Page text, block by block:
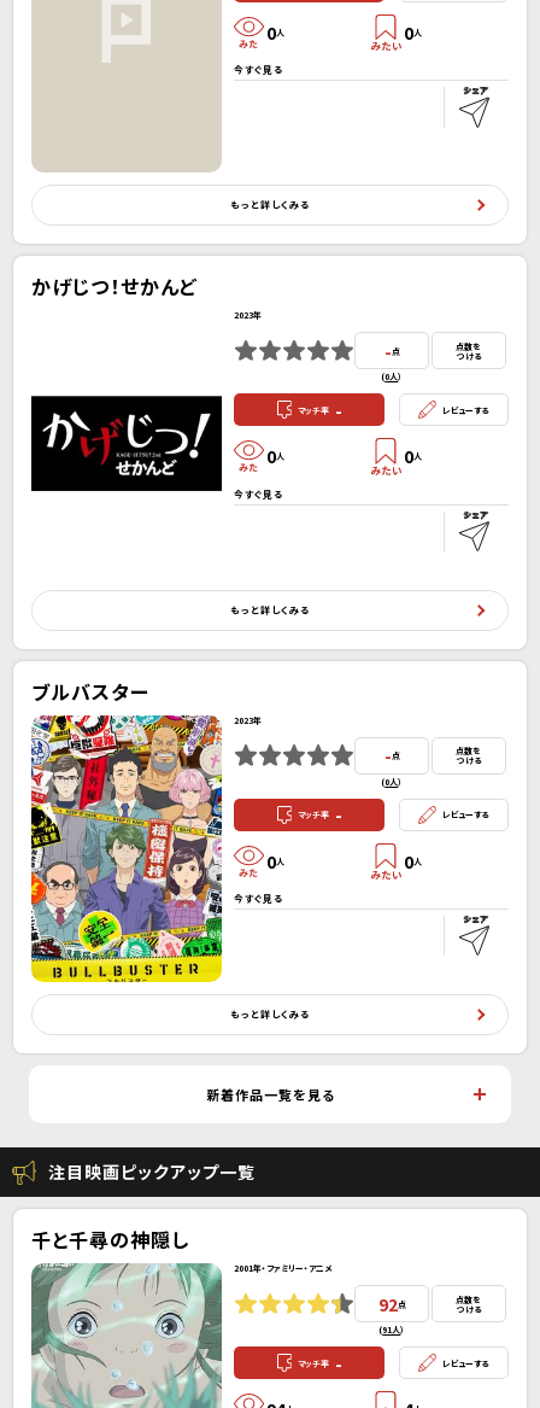
0人 0人
今すぐ見る
もっと詳しくみる
かげじつ！せかんど
2023年
- 点
(0人）
点数を
つける
マッチ率 - レビューする
0人 0人
今すぐ見る
もっと詳しくみる
ブルバスター
2023年
-点
(0人）
点数を
つける
マッチ率 - レビューする
0人 0人
今すぐ見る
もっと詳しくみる
新着作品一覧を見る
注目映画ピックアップ一覧
千と千尋の神隠し
2001年・ファミリー・アニメ
92点
(91人）
点数を
つける
マッチ率 - レビューする